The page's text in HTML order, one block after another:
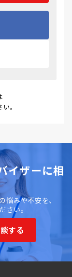
。
イザーに相
悩みや不安を、
さい。
する